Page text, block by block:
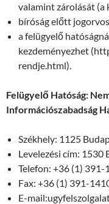
valamint zárolását (a
bíróság előtt
a felügyelő
kezdeményezhet
rendje.html).
Felügyelő Hatóság:
Információszabadság
Székhely: 1125
Levelezési cím: 1530
Telefon: +36 (1) 391-
Fax: +36 (1) 391-
E-